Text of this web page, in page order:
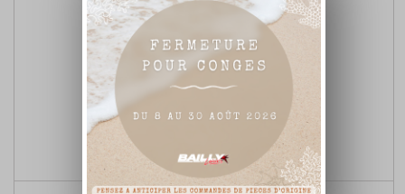
CLAPET ANTI RETOUR ALUMINIUM 8MM
Ajouter au panier